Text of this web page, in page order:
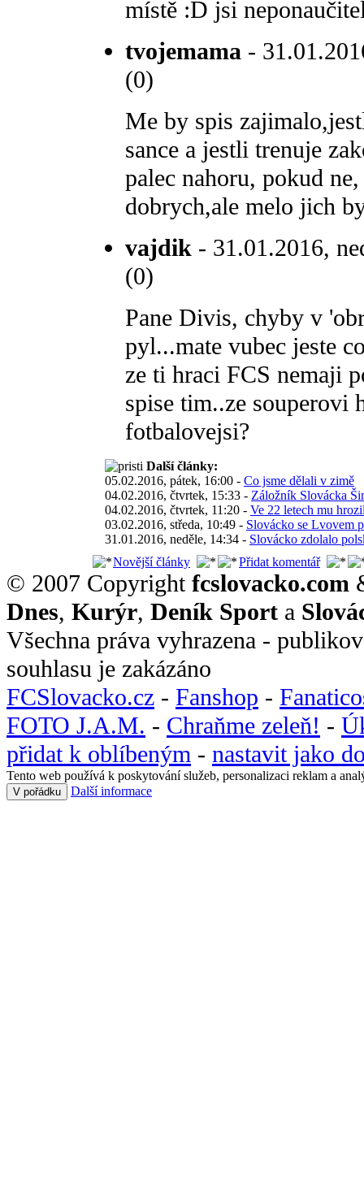
místě :D jsi
tvojemama -
(0)
Me by spis
sance a jestli trenuje
palec nahoru, pokud
dobrych,ale melo jich
vajdik - 31.01.2016,
(0)
Pane Divis, chyby v
pyl...mate vubec jeste
ze ti hraci FCS nemaji
spise tim..ze souperovi
fotbalovejsi?
Další články:
05.02.2016, pátek, 16:00 - Co jsme dělali v zimě
04.02.2016, čtvrtek, 15:33 - Záložník Slovácka
04.02.2016, čtvrtek, 11:20 - Ve 22 letech mu
03.02.2016, středa, 10:49 - Slovácko se Lvovem
31.01.2016, neděle, 14:34 - Slovácko zdolalo
Novější články
Přidat komentář
© 2007 Copyright fcslovacko.com
Dnes, Kurýr, Deník Sport a
Všechna práva vyhrazena -
souhlasu je zakázáno
FCSlovacko.cz - Fanshop -
FOTO J.A.M. - Chraňme zeleň! -
přidat k oblíbeným - nastavit jako
Tento web používá k poskytování služeb, personalizaci reklam a
V pořádku Další informace